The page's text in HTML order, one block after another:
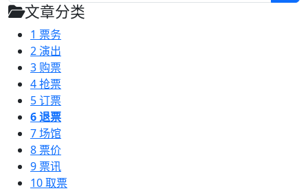
文章分类
1 票务
2演出
3 购票
4抢票
5订票
6退票
7场馆
8票价
9票讯
10取票